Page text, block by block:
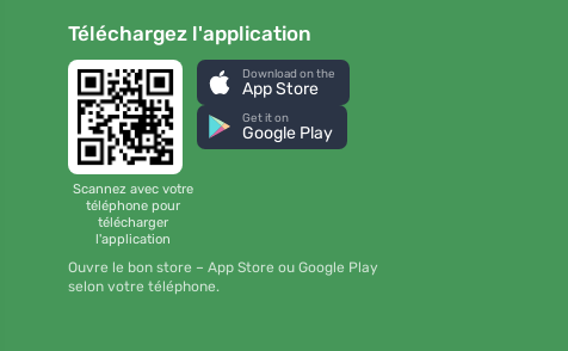
Téléchargez l'application
Scannez avec votre
téléphone pour
télécharger
l'application
Download on the
App Store
Get it on
Google Play
Ouvre le bon store – App Store ou Google Play
selon votre téléphone.